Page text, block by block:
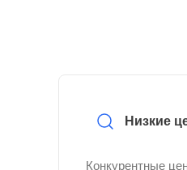
Низкие
Конкурентные